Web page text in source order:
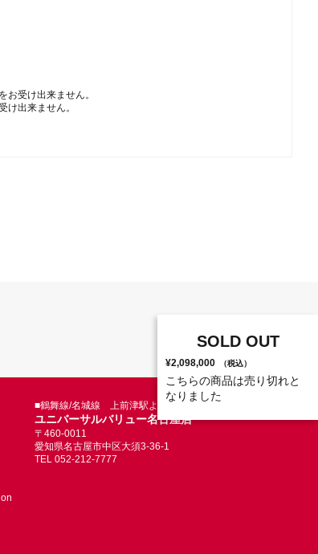
SOLD OUT
¥2,098,000 （税込）
こちらの商品は売り切れと
なりました
お受け出来ません。
け出来ません。
■鶴舞線/名城線 上前津駅より徒歩5分
ユニバーサルバリュー名古屋店
〒460-0011
愛知県名古屋市中区大須3-36-1
TEL 052-212-7777